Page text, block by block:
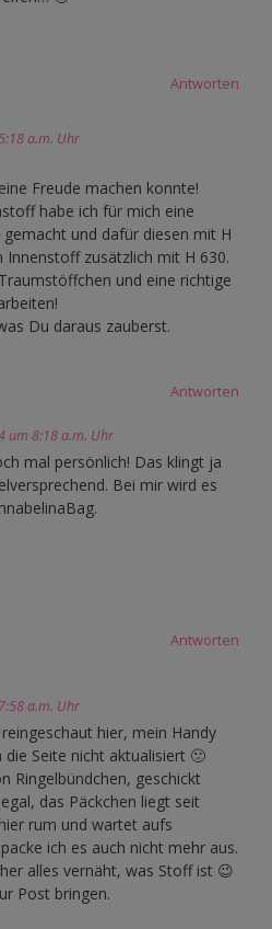
Antworten
a.m. Uhr
Freude machen konnte!
habe ich für mich eine
gemacht und dafür diesen mit H
Innenstoff zusätzlich mit H 630.
und eine richtige
Du daraus zauberst.
Antworten
um 8:18 a.m. Uhr
mal persönlich! Das klingt ja
Bei mir wird es
Antworten
a.m. Uhr
hier, mein Handy
die Seite nicht aktualisiert 🙁
Ringelbündchen, geschickt
das Päckchen liegt seit
rum und wartet aufs
ich es auch nicht mehr aus.
alles vernäht, was Stoff ist 😉
Post bringen.